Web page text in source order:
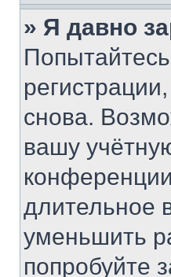
» Я давно
снова.
вашу
длительное
уменьшить
попробуйте